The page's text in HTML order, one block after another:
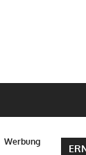
Werbung